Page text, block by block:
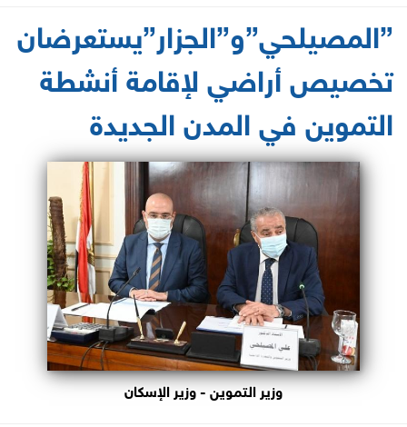
”المصيلحي”و”الجزار”يستعرضان
تخصيص أراضي لإقامة أنشطة
التموين في المدن الجديدة
وزير التموين - وزير الإسكان